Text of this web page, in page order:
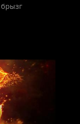
брызг